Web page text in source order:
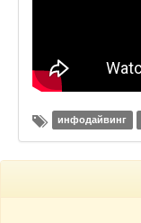
инфодайвинг